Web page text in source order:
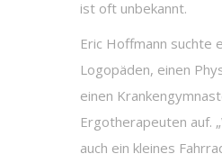
ist oft unbekannt.
Eric Hoffmann suchte
Logopäden, einen
einen
Ergotherapeuten auf.
auch ein kleines